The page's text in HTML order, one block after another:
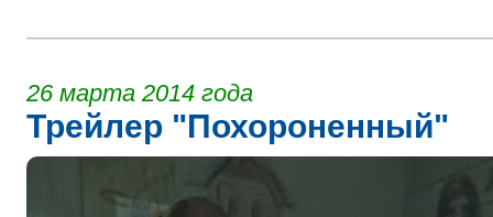
26 марта 2014 года
Трейлер "Похороненный"